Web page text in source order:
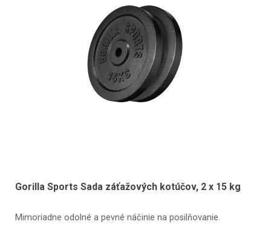
Gorilla Sports Sada záťažových kotúčov, 2 x 15 kg
Mimoriadne odolné a pevné náčinie na posilňovanie.